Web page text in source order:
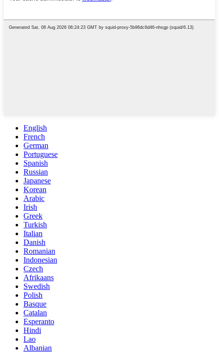
English
French
German
Portuguese
Spanish
Russian
Japanese
Korean
Arabic
Irish
Greek
Turkish
Italian
Danish
Romanian
Indonesian
Czech
Afrikaans
Swedish
Polish
Basque
Catalan
Esperanto
Hindi
Lao
Albanian